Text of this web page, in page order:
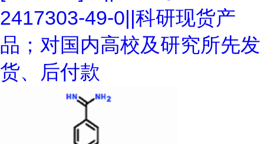
2417303-49-0||科研现货产
品；对国内高校及研究所先发
货、后付款